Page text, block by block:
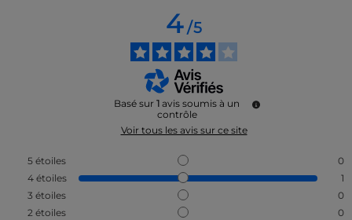
4/5
Basé sur 1 avis soumis à un
contrôle
Voir tous les avis sur ce site
5 étoiles
0
4 étoiles
1
3 étoiles
0
2 étoiles
0